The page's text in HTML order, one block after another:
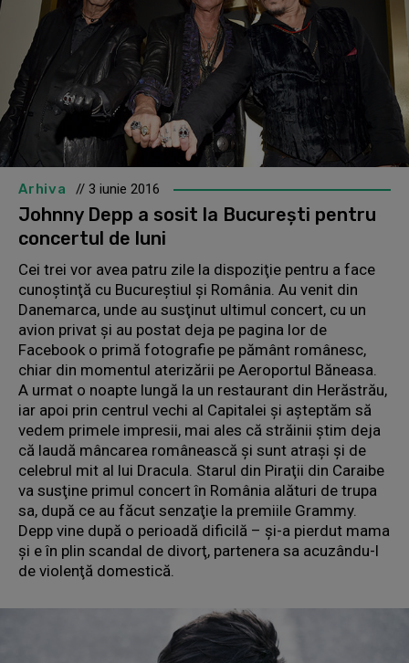
Arhiva // 3 iunie 2016
Johnny Depp a sosit la Bucureşti pentru
concertul de luni
Cei trei vor avea patru zile la dispoziţie pentru a face
cunoştinţă cu Bucureştiul şi România. Au venit din
Danemarca, unde au susţinut ultimul concert, cu un
avion privat şi au postat deja pe pagina lor de
Facebook o primă fotografie pe pământ românesc,
chiar din momentul aterizării pe Aeroportul Băneasa.
A urmat o noapte lungă la un restaurant din Herăstrău,
iar apoi prin centrul vechi al Capitalei şi aşteptăm să
vedem primele impresii, mai ales că străinii ştim deja
că laudă mâncarea românească şi sunt atraşi şi de
celebrul mit al lui Dracula. Starul din Piraţii din Caraibe
va susţine primul concert în România alături de trupa
sa, după ce au făcut senzaţie la premiile Grammy.
Depp vine după o perioadă dificilă – şi-a pierdut mama
şi e în plin scandal de divorţ, partenera sa acuzându-l
de violenţă domestică.